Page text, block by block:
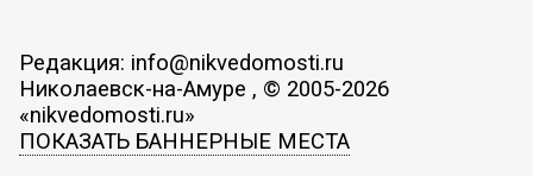
Редакция: info@nikvedomosti.ru
Николаевск-на-Амуре , © 2005-2026
«nikvedomosti.ru»
ПОКАЗАТЬ БАННЕРНЫЕ МЕСТА